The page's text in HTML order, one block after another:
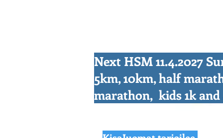
Next HSM 11.4.2027
5km, 10km, half
marathon, kids 1k